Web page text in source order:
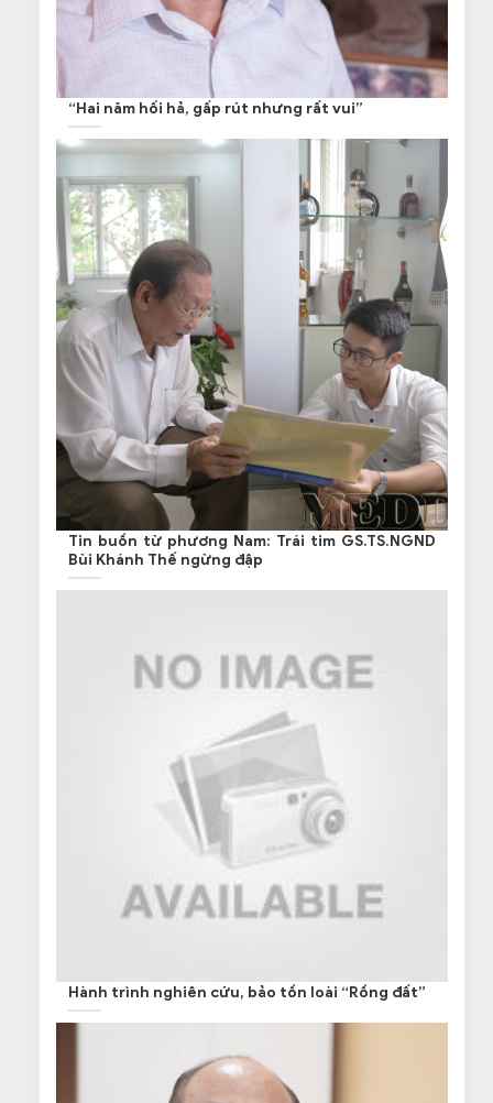
“Hai năm hối hả, gấp rút nhưng rất vui”
Tin buồn từ phương Nam: Trái tim GS.TS.NGND
Bùi Khánh Thế ngừng đập
Hành trình nghiên cứu, bảo tồn loài “Rồng đất”